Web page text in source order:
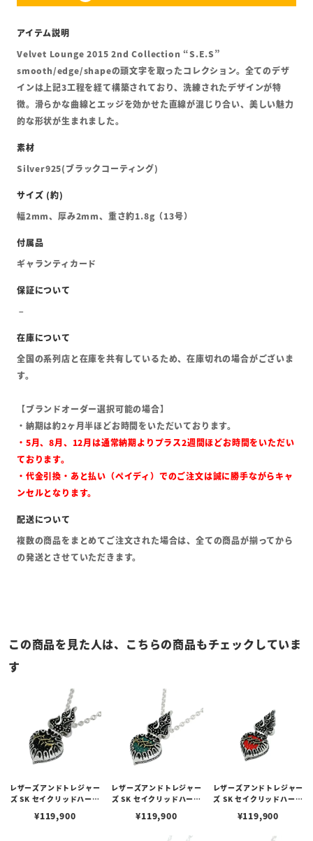
Velvet Lounge 2015 2nd Collection “S.E.S”
smooth/edge/shapeの頭文字を取ったコレクション。全てのデザ
インは上記3工程を経て構築されており、洗練されたデザインが特
徴。滑らかな曲線とエッジを効かせた直線が混じり合い、美しい魅力
的な形状が生まれました。
Silver925(ブラックコーティング)
幅2mm、厚み2mm、重さ約1.8g（13号）
ギャランティカード
全国の系列店と在庫を共有しているため、在庫切れの場合がございま
す。
【ブランドオーダー選択可能の場合】
・納期は約2ヶ月半ほどお時間をいただいております。
・5月、8月、12月は通常納期よりプラス2週間ほどお時間をいただい
ております。
・代金引換・あと払い（ペイディ）でのご注文は誠に勝手ながらキャ
ンセルとなります。
複数の商品をまとめてご注文された場合は、全ての商品が揃ってから
の発送とさせていただきます。
この商品を見た人は、こちらの商品もチェックしていま
す
レザーズアンドトレジャー
ズ SK セイクリッドハート
ッドスティングレイ/ブラ
¥119,900
レザーズアンドトレジャー
ズ SK セイクリッドハート
ッドスティングレイ/ター
¥119,900
レザーズアンドトレジャー
ズ SK セイクリッドハート
（トップのみ）
¥119,900